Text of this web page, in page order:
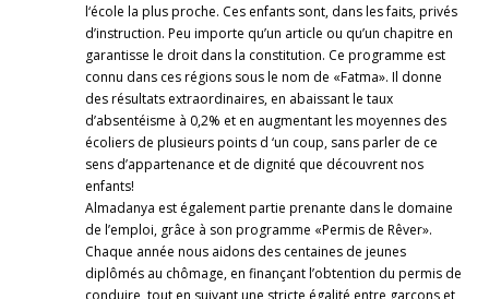
l‘école la plus proche. Ces enfants sont, dans les faits, privés
d’instruction. Peu importe qu’un article ou qu’un chapitre en
garantisse le droit dans la constitution. Ce programme est
connu dans ces régions sous le nom de «Fatma». Il donne
des résultats extraordinaires, en abaissant le taux
d’absentéisme à 0,2% et en augmentant les moyennes des
écoliers de plusieurs points d ‘un coup, sans parler de ce
sens d’appartenance et de dignité que découvrent nos
enfants!
Almadanya est également partie prenante dans le domaine
de l’emploi, grâce à son programme «Permis de Rêver».
Chaque année nous aidons des centaines de jeunes
diplômés au chômage, en finançant l’obtention du permis de
conduire, tout en suivant une stricte égalité entre garçons et